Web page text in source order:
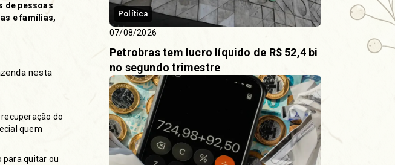
de pessoas
e famílias,
nesta
do
quem
para quitar ou
Política
07/08/2026
Petrobras tem lucro líquido de R$ 52,4 bi
no segundo trimestre